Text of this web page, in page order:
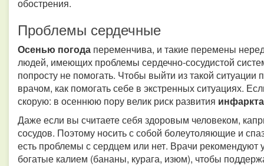
обострения.
Проблемы сердечные
Осенью погода переменчива, и такие перемены
людей, имеющих проблемы сердечно-сосудистой
попросту не помогать. Чтобы выйти из такой
врачом, как помогать себе в экстренных ситуациях.
скорую: в осеннюю пору велик риск развития
Даже если вы считаете себя здоровым человеком,
сосудов. Поэтому носить с собой болеутоляющие и
есть проблемы с сердцем или нет. Врачи рекомендуют
богатые калием (бананы, курага, изюм), чтобы